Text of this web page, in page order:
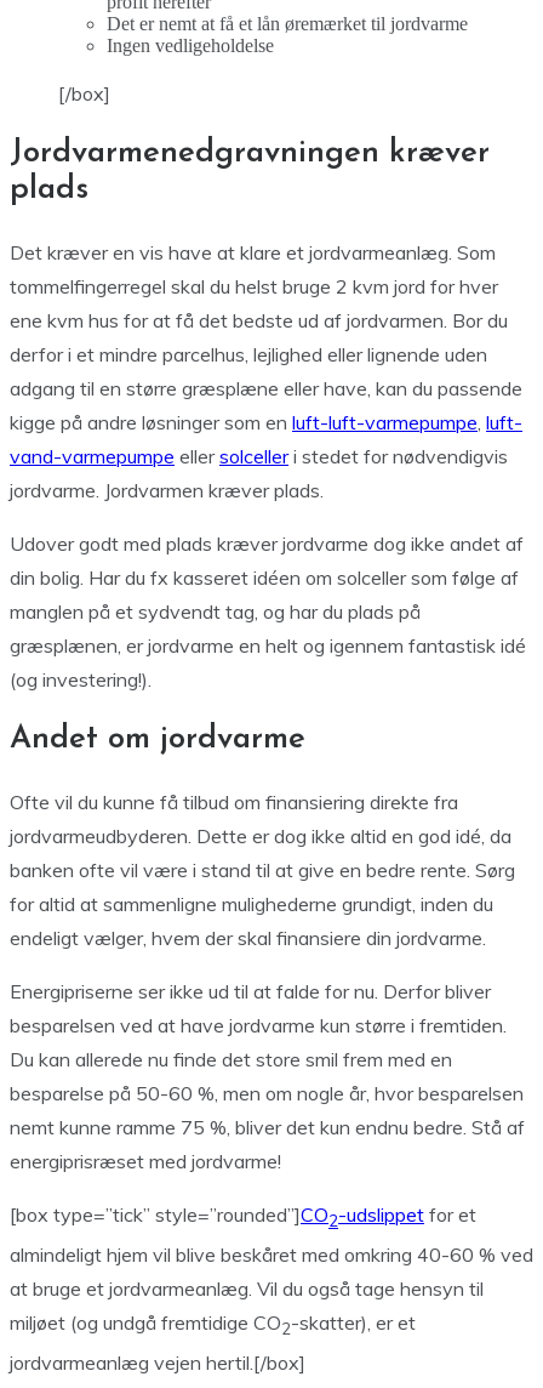
Det er nemt at få et lån øremærket til jordvarme
Ingen vedligeholdelse
[/box]
Jordvarmenedgravningen kræver
plads
Det kræver en vis have at klare et jordvarmeanlæg. Som
tommelfingerregel skal du helst bruge 2 kvm jord for hver
ene kvm hus for at få det bedste ud af jordvarmen. Bor du
derfor i et mindre parcelhus, lejlighed eller lignende uden
adgang til en større græsplæne eller have, kan du passende
kigge på andre løsninger som en luft-luft-varmepumpe luft-
vand-varmepumpe ellersolcelleri stedet for nødvendigvis
jordvarme. Jordvarmen kræver plads.
Udover godt med plads kræver jordvarme dog ikke andet af
din bolig. Har du fx kasseret idéen om solceller som følge af
manglen på et sydvendt tag, og har du plads på
græsplænen, er jordvarme en helt og igennem fantastisk idé
(og investering!).
Andet om jordvarme
Ofte vil du kunne få tilbud om finansiering direkte fra
jordvarmeudbyderen. Dette er dog ikke altid en god idé, da
banken ofte vil være i stand til at give en bedre rente. Sørg
for altid at sammenligne mulighederne grundigt, inden du
endeligt vælger, hvem der skal finansiere din jordvarme.
Energipriserne ser ikke ud til at falde for nu. Derfor bliver
besparelsen ved at have jordvarme kun større i fremtiden.
Du kan allerede nu finde det store smil frem med en
besparelse på 50-60 %, men om nogle år, hvor besparelsen
nemt kunne ramme 75 %, bliver det kun endnu bedre. Stå af
energiprisræset med jordvarme!
[box type=”tick” style=”rounded”]CO2-udslippet for et
almindeligt hjem vil blive beskåret med omkring 40-60 % ved
at bruge et jordvarmeanlæg. Vil du også tage hensyn til
miljøet (og undgå fremtidige CO2-skatter), er et
jordvarmeanlæg vejen hertil.[/box]